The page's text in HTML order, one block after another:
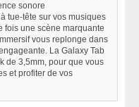
sonore
tue-tête sur vos musiques
fois une scène marquante
vous replonge dans
La Galaxy Tab
de 3,5mm, pour que vous
et profiter de vos